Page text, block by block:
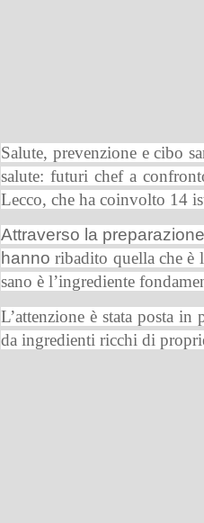
Salute, prevenzione e cibo
salute: futuri chef a
Lecco, che ha coinvolto 14
Attraverso la
hannoribadito quella che è
sano è l’ingrediente
L’attenzione è stata posta
da ingredienti ricchi di